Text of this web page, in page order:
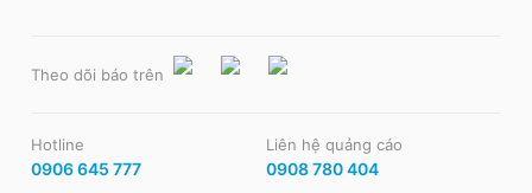
Theo dõi báo trên
Hotline
0906 645 777
Liên hệ quảng cáo
0908 780 404